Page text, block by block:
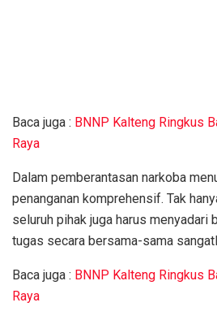
Baca juga : BNNP Kalteng Ringkus
Raya
Dalam pemberantasan narkoba
penanganan komprehensif. Tak
seluruh pihak juga harus menyadari
tugas secara bersama-sama
Baca juga : BNNP Kalteng Ringkus
Raya